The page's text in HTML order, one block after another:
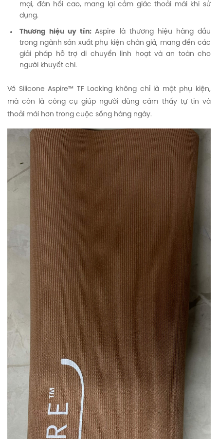
mại, đàn hồi cao, mang lại cảm giác thoải mái khi sử
dụng.
Thương hiệu uy tín:Aspire là thương hiệu hàng đầu
trong ngành sản xuất phụ kiện chân giả, mang đến các
giải pháp hỗ trợ di chuyển linh hoạt và an toàn cho
người khuyết chi.
Vớ Silicone Aspire™ TF Locking không chỉ là một phụ kiện,
mà còn là công cụ giúp người dùng cảm thấy tự tin và
thoải mái hơn trong cuộc sống hàng ngày.